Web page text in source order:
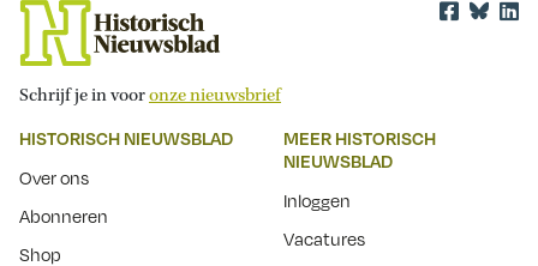
Schrijf je in vooronze nieuwsbrief
HISTORISCH NIEUWSBLAD
Over ons
Abonneren
Shop
MEER HISTORISCH
NIEUWSBLAD
Inloggen
Vacatures